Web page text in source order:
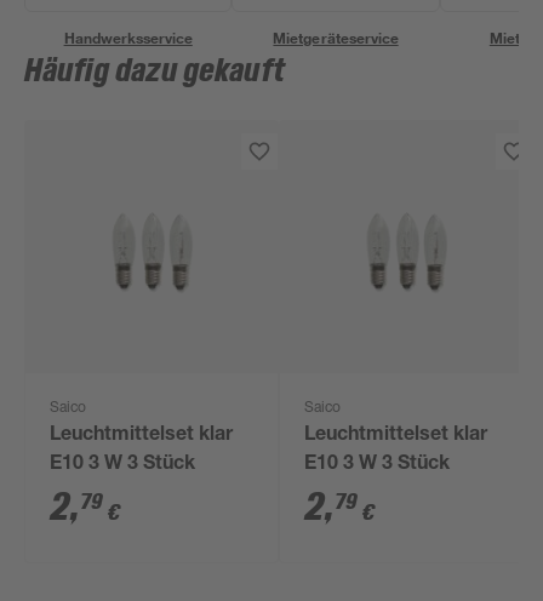
Handwerksservice Mietgeräteservice
Häufig dazu gekauft
Saico
Leuchtmittelset klar
E10 3 W 3 Stück
2,79 €
Saico
Leuchtmittelset klar
E10 3 W 3 Stück
2,79 €